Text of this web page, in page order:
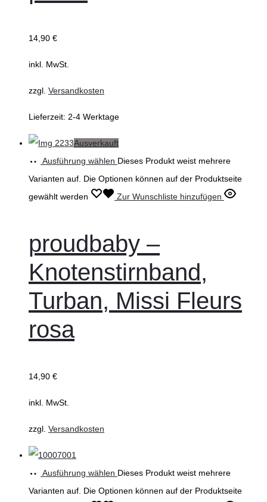
14,90 €
inkl. MwSt.
zzgl. Versandkosten
Lieferzeit: 2-4 Werktage
Ausverkauft
Ausführung wählen Dieses Produkt weist mehrere
Varianten auf. Die Optionen können auf der Produktseite
gewählt werden
Zur Wunschliste hinzufügen
proudbaby –
Knotenstirnband,
Turban, Missi Fleurs
rosa
14,90 €
inkl. MwSt.
zzgl. Versandkosten
Ausführung wählen Dieses Produkt weist mehrere
Varianten auf. Die Optionen können auf der Produktseite